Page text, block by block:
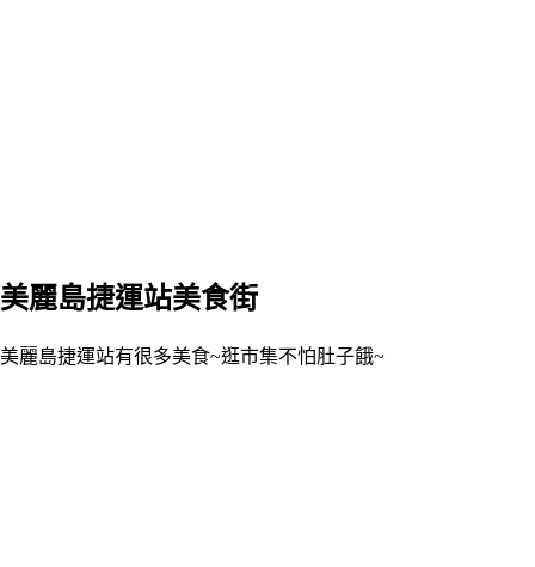
美麗島捷運站美食街
美麗島捷運站有很多美食~逛市集不怕肚子餓~